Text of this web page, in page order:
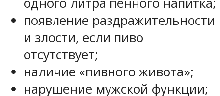
появление раздражительности
и злости, если пиво
отсутствует;
наличие «пивного живота»;
нарушение мужской функции;